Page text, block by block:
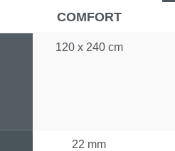
COMFORT
120 x 240 cm
22 mm